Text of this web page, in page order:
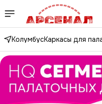
КолумбусКаркасы для